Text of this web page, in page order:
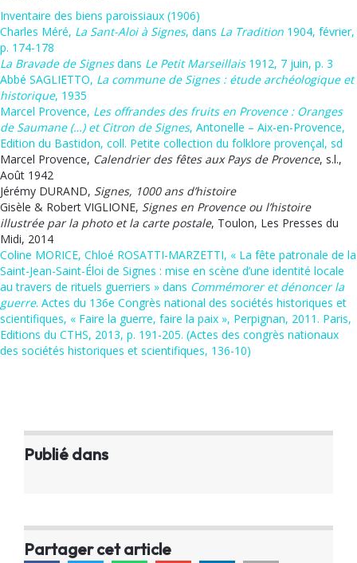
Inventaire des biens paroissiaux (1906)
Charles Méré, La Sant-Aloi à Signes, dans La Tradition 1904, février,
p. 174-178
La Bravade de Signesdans Le Petit Marseillais1912, 7 juin, p. 3
Abbé SAGLIETTO, La commune de Signes : étude archéologique et
historique, 1935
Marcel Provence, Les offrandes des fruits en Provence : Oranges
de Saumane (…) et Citron de Signes, Antonelle – Aix-en-Provence,
Edition du Bastidon, coll. Petite collection du folklore provençal, sd
Marcel Provence, Calendrier des fêtes aux Pays de Provence, s.l.,
Août 1942
Jérémy DURAND, Signes, 1000 ans d’histoire
Gisèle & Robert VIGLIONE, Signes en Provence ou l’histoire
illustrée par la photo et la carte postale, Toulon, Les Presses du
Midi, 2014
Coline MORICE, Chloé ROSATTI-MARZETTI, « La fête patronale de la
Saint-Jean-Saint-Éloi de Signes : mise en scène d’une identité locale
au travers de rituels guerriers » dans Commémorer et dénoncer la
guerre. Actes du 136e Congrès national des sociétés historiques et
scientifiques, « Faire la guerre, faire la paix », Perpignan, 2011. Paris,
Editions du CTHS, 2013, p. 191-205. (Actes des congrès nationaux
des sociétés historiques et scientifiques, 136-10)
Publié dans
Partager cet article